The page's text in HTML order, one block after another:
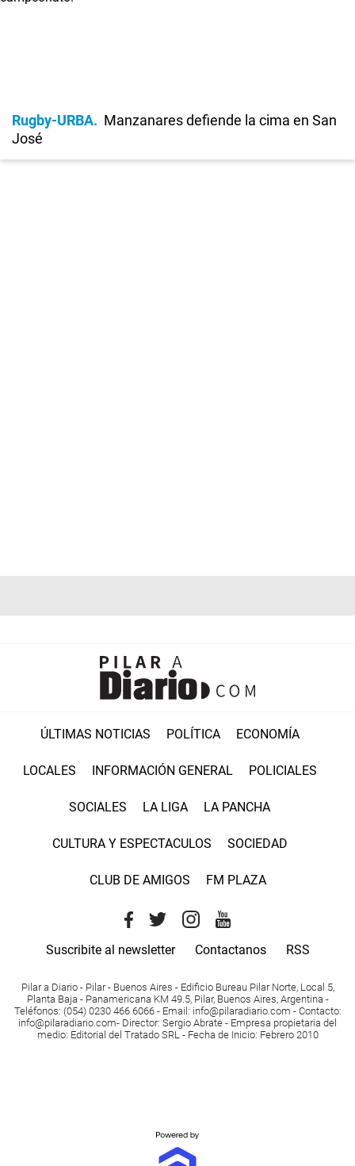
Rugby-URBA
Manzanares defiende la cima en San
José
ÚLTIMAS NOTICIAS POLÍTICA ECONOMÍA
LOCALES INFORMACIÓN GENERAL POLICIALES
SOCIALES LA LIGA LA PANCHA
CULTURA Y ESPECTACULOS SOCIEDAD
CLUB DE AMIGOS FM PLAZA
Suscribite al newsletter Contactanos RSS
Pilar a Diario - Pilar - Buenos Aires - Edificio Bureau Pilar Norte, Local 5,
Planta Baja - Panamericana KM 49.5, Pilar, Buenos Aires, Argentina -
Teléfonos: (054) 0230 466 6066 - Email : info@pilaradiario.com - Contacto:
info@pilaradiario.com- Director: Sergio Abrate - Empresa propietaria del
medio: Editorial del Tratado SRL - Fecha de Inicio: Febrero 2010